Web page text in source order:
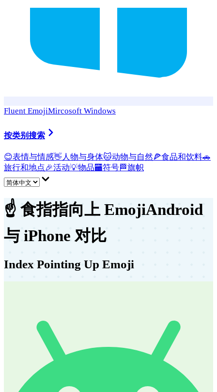
Fluent EmojiMircosoft Windows
按类别搜索
😊表情与情感👋 人物与身体🐱动物与自然🍕食品和饮料🚗
旅行和地点🎉活动💡物品🏧符号🏁旗帜
☝️ 食指指向上 EmojiAndroid
与 iPhone 对比
Index Pointing Up Emoji